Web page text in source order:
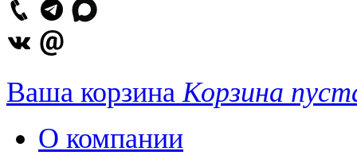
Ваша корзина Корзина
О компании